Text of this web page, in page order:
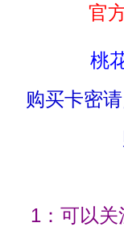
官
桃
购买卡密
1：可以